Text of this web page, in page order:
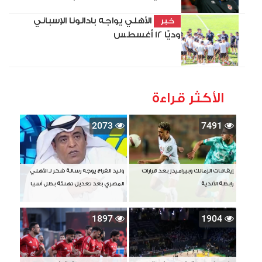
خبر
الأهلي يواجه بادالونا الإسباني
وديًّا 12 أغسطس
الأكثر قراءة
7491
إيقافات الزمالك وبيراميدز بعد قرارات
رابطة الأندية
2073
وليد الفراج يوجه رسالة شكر لـ الأهلي
المصري بعد تعديل تهنئة بطل آسيا
1904
1897